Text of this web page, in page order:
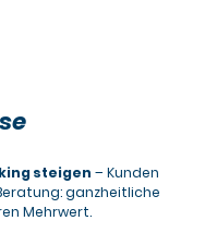
steigen – Kunden
ganzheitliche
Mehrwert.